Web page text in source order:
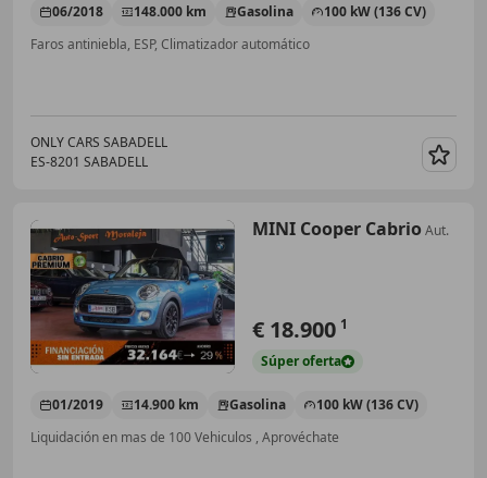
06/2018 148.000 km Gasolina
100 kW (136 CV)
Faros antiniebla, ESP, Climatizador automático
ONLY CARS SABADELL
ES-8201 SABADELL
MINI Cooper Cabrio Aut.
€ 18.900 1
Súperoferta
01/2019 14.900 km Gasolina
100 kW (136 CV)
Liquidación en mas de 100 Vehiculos , Aprovéchate